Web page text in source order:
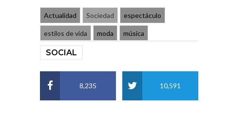
Actualidad Sociedad espectáculo
estilos de vida moda música
SOCIAL
8,235 10,591